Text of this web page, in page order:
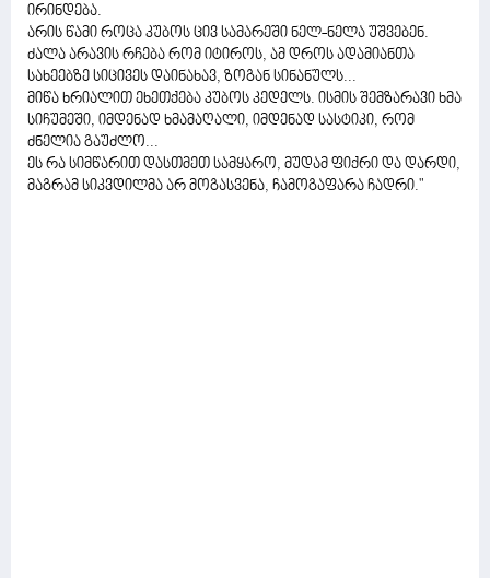
ირინდება.
არის წამი როცა კუბოს ცივ სამარეში ნელ-ნელა უშვებენ.
ძალა არავის რჩება რომ იტიროს, ამ დროს ადამიანთა
სახეებზე სიცივეს დაინახავ, ზოგან სინანულს...
მიწა ხრიალით ეხეთქება კუბოს კედელს. ისმის შემზარავი ხმა
სიჩუმეში, იმდენად ხმამაღალი, იმდენად სასტიკი, რომ
ძნელია გაუძლო...
ეს რა სიმწარით დასთმეთ სამყარო, მუდამ ფიქრი და დარდი,
მაგრამ სიკვდილმა არ მოგასვენა, ჩამოგაფარა ჩადრი."